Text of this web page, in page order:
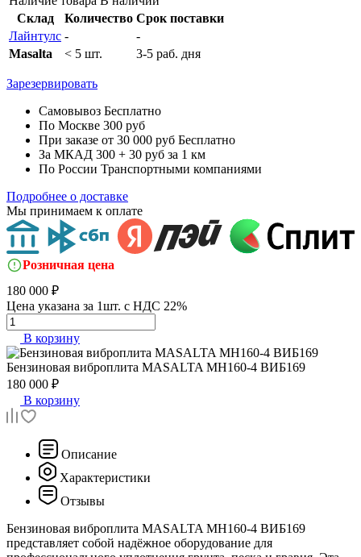
Склад
Количество Срок поставки
Лайнтулс -
-
Masalta
< 5 шт. 3-5 раб. дня
Зарезервировать
Самовывоз Бесплатно
По Москве 300 руб
При заказе от 30 000 руб Бесплатно
За МКАД 300 + 30 руб за 1 км
По России Транспортными компаниями
Подробнее о доставке
Мы принимаем к оплате
Розничная цена
180 000 ₽
Цена указана за 1шт. с НДС 22%
В корзину
Бензиновая виброплита MASALTA MH160-4 ВИБ169
180 000 ₽
В корзину
Описание
Характеристики
Отзывы
Бензиновая виброплита MASALTA MH160-4 ВИБ169
представляет собой надёжное оборудование для